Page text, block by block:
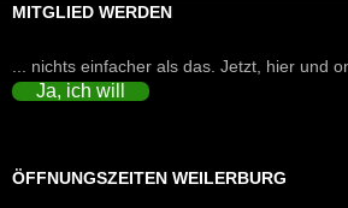
MITGLIED WERDEN
... nichts einfacher als das. Jetzt, hier und
Ja, ich will
ÖFFNUNGSZEITEN WEILERBURG